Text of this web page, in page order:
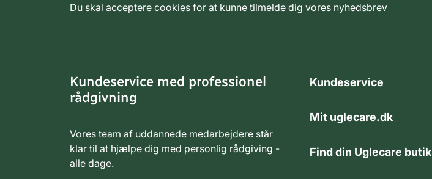
Du skal acceptere cookies for at kunne tilmelde dig vores nyhedsbrev
Kundeservice med professionel
rådgivning
Vores team af uddannede medarbejdere står
klar til at hjælpe dig med personlig rådgiving -
alle dage.
Kundeservice
Mit uglecare.dk
Find din Uglecare butik